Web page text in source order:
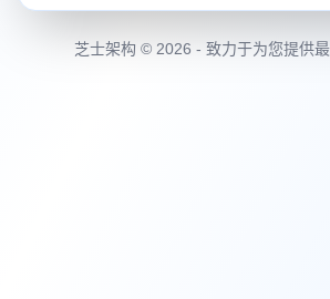
芝士架构 © 2026 - 致力于为您提供